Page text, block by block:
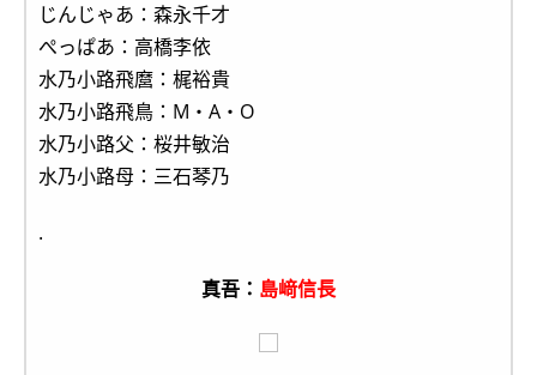
じんじゃあ：森永千才
ぺっぱあ：高橋李依
水乃小路飛麿：梶裕貴
水乃小路飛鳥：M・A・O
水乃小路父：桜井敏治
水乃小路母：三石琴乃
.
真吾： 島﨑信長